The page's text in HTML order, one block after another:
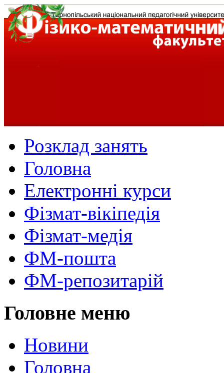
Розклад занять
Головна
Електронні курси
Фізмат-вікіпедія
Фізмат-медія
ФМ-пошта
ФМ-репозитарій
Головне меню
Новини
Головна